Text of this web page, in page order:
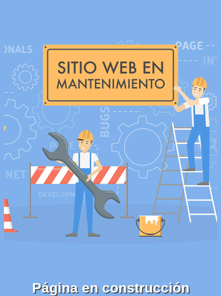
Página en construcción